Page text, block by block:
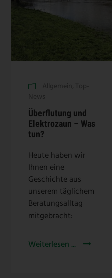
Überflutung und
Elektrozaun – Was
tun?
Heute haben wir
Ihnen eine
Geschichte aus
unserem täglichem
Beratungsalltag
mitgebracht:
Weiterlesen ...